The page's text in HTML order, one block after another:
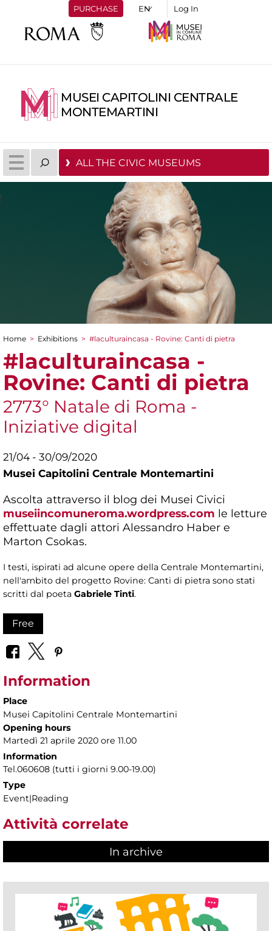
PURCHASE Log In
MUSEI CAPITOLINI CENTRALE
MONTEMARTINI
ALL THE CIVIC MUSEUMS
You are here
Home > Exhibitions > #laculturaincasa - ​Rovine: Canti di pietra
#laculturaincasa - ​
Rovine: Canti di pietra
2773° Natale di Roma -
Iniziative digital
21/04 - 30/09/2020
Musei Capitolini Centrale Montemartini
Ascolta attraverso il blog dei Musei Civici
museiincomuneroma.wordpress.com le letture
effettuate dagli attori Alessandro Haber e
Marton Csokas.
I testi, ispirati ad alcune opere della Centrale Montemartini,
nell'ambito del progetto Rovine: Canti di pietra sono stati
scritti dal poeta Gabriele Tinti.
Free
Information
Place
Musei Capitolini Centrale Montemartini
Opening hours
Martedì 21 aprile 2020 ore 11.00
Information
Tel.060608 (tutti i giorni 9.00-19.00)
Type
Event|Reading
Attività correlate
In archive